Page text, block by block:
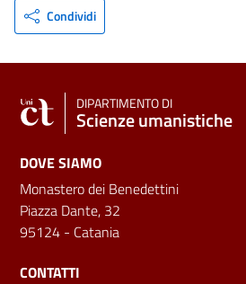
Condividi
DIPARTIMENTO DI
Scienze umanistiche
DOVE SIAMO
Monastero dei Benedettini
Piazza Dante, 32
95124 - Catania
CONTATTI